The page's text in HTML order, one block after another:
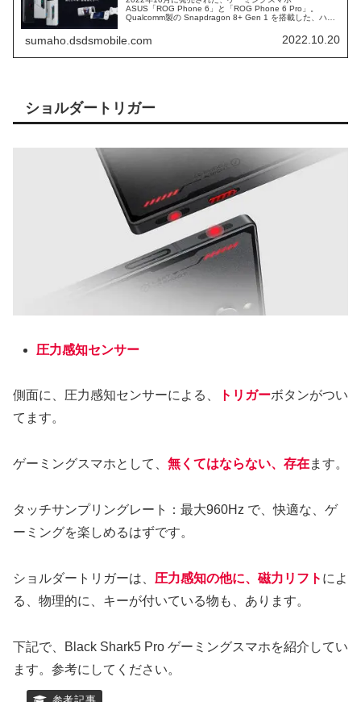
ASUS「ROG Phone 6」と「ROG Phone 6 Pro」。
Qualcomm製の Snapdragon 8+ Gen 1 を搭載した、ハイ
ドの、ゲーミングスマホの、仕様スペックを、確認しま
す。
sumaho.dsdsmobile.com 2022.10.20
ショルダートリガー
圧力感知センサー
側面に、圧力感知センサーによる、 トリガーボタンがつい
てます。
ゲーミングスマホとして、 無くてはならない、存在ます。
タッチサンプリングレート：最大960Hz で、快適な、ゲ
ーミングを楽しめるはずです。
ショルダートリガーは、 圧力感知の他に、磁力リフト によ
る、物理的に、キーが付いている物も、あります。
下記で、Black Shark5 Pro ゲーミングスマホを紹介してい
ます。参考にしてください。